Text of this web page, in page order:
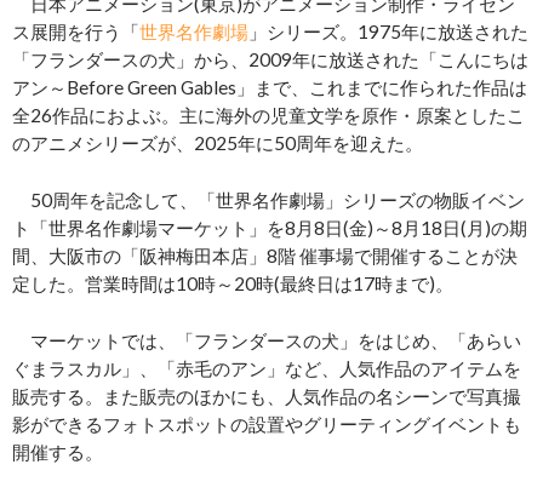
ス展開を行う「世界名作劇場 」シリーズ。1975年に放送された
「フランダースの犬」から、2009年に放送された「こんにちは
アン～Before Green Gables」まで、これまでに作られた作品は
全26作品におよぶ。主に海外の児童文学を原作・原案としたこ
のアニメシリーズが、2025年に50周年を迎えた。
50周年を記念して、「世界名作劇場」シリーズの物販イベン
ト「世界名作劇場マーケット」を8月8日(金)～8月18日(月)の期
間、大阪市の「阪神梅田本店」8階 催事場で開催することが決
定した。営業時間は10時～20時(最終日は17時まで)。
マーケットでは、「フランダースの犬」をはじめ、「あらい
ぐまラスカル」、「赤毛のアン」など、人気作品のアイテムを
販売する。また販売のほかにも、人気作品の名シーンで写真撮
影ができるフォトスポットの設置やグリーティングイベントも
開催する。